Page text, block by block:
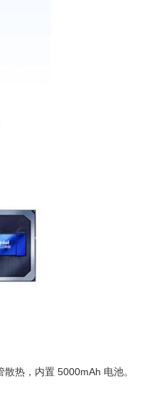
热，内置 5000mAh 电池。